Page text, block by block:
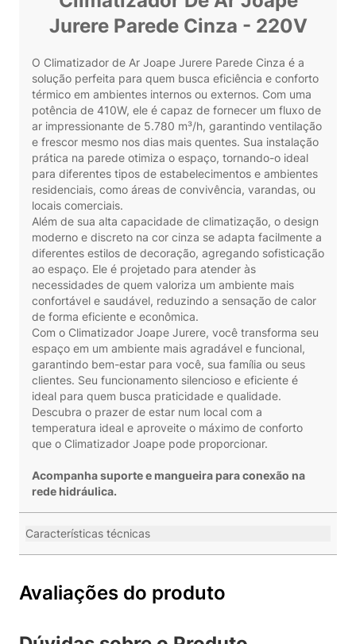
Jurere Parede Cinza - 220V
O Climatizador de Ar Joape Jurere Parede Cinza é a
solução perfeita para quem busca eficiência e conforto
térmico em ambientes internos ou externos. Com uma
potência de 410W, ele é capaz de fornecer um fluxo de
ar impressionante de 5.780 m³/h, garantindo ventilação
e frescor mesmo nos dias mais quentes. Sua instalação
prática na parede otimiza o espaço, tornando-o ideal
para diferentes tipos de estabelecimentos e ambientes
residenciais, como áreas de convivência, varandas, ou
locais comerciais.
Além de sua alta capacidade de climatização, o design
moderno e discreto na cor cinza se adapta facilmente a
diferentes estilos de decoração, agregando sofisticação
ao espaço. Ele é projetado para atender às
necessidades de quem valoriza um ambiente mais
confortável e saudável, reduzindo a sensação de calor
de forma eficiente e econômica.
Com o Climatizador Joape Jurere, você transforma seu
espaço em um ambiente mais agradável e funcional,
garantindo bem-estar para você, sua família ou seus
clientes. Seu funcionamento silencioso e eficiente é
ideal para quem busca praticidade e qualidade.
Descubra o prazer de estar num local com a
temperatura ideal e aproveite o máximo de conforto
que o Climatizador Joape pode proporcionar.
Acompanha suporte e mangueira para conexão na
rede hidráulica.
Características técnicas
Avaliações do produto